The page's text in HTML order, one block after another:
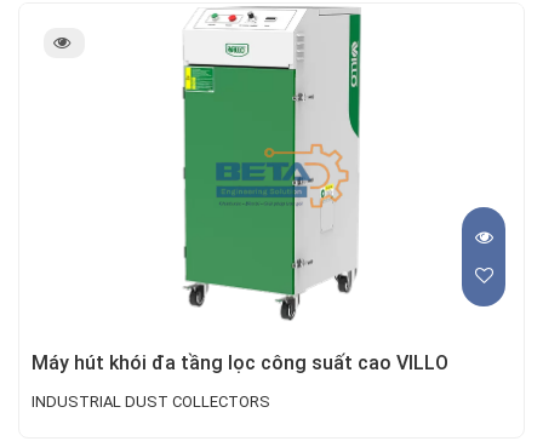
Máy hút khói đa tầng lọc công suất cao VILLO
INDUSTRIAL DUST COLLECTORS